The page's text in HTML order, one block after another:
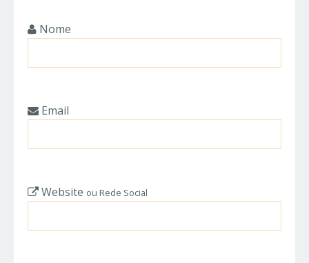
Nome
Email
Website ou Rede Social